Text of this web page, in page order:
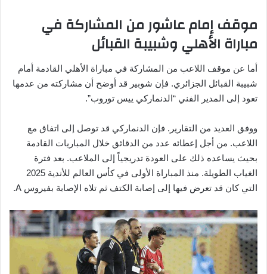
موقف إمام عاشور من المشاركة في
مباراة الأهلي وشبيبة القبائل
أما عن موقف اللاعب من المشاركة في مباراة الأهلي القادمة أمام
شبيبة القبائل الجزائري. فإن شوبير قد أوضح أن مشاركته من عدمها
تعود إلى المدير الفني “الدنماركي ييس توروب”.
ووفق العديد من التقارير. فإن الدنماركي قد توصل إلى اتفاق مع
اللاعب. من أجل إعطائه عدد من الدقائق خلال المباريات القادمة
بحيث يساعده ذلك على العودة تدريجياً إلى الملاعب. بعد فترة
الغياب الطويلة. منذ المباراة الأولى في كأس العالم للأندية 2025
التي كان قد تعرض فيها إلى إصابة الكتف ثم تلاه الإصابة بفيروس A.